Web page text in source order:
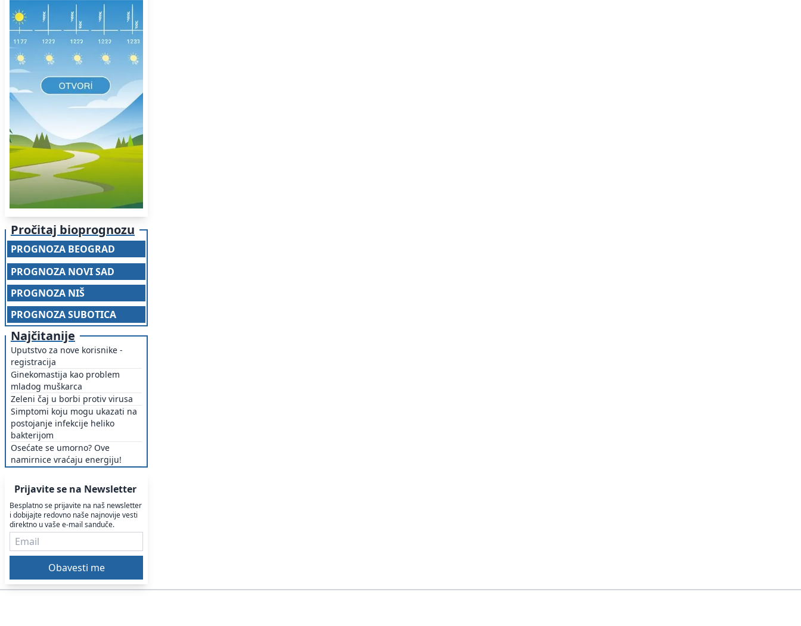
Pročitaj bioprognozu
PROGNOZA BEOGRAD
PROGNOZA NOVI SAD
PROGNOZA NIŠ
PROGNOZA SUBOTICA
Najčitanije
Uputstvo za nove korisnike -
registracija
Ginekomastija kao problem
mladog muškarca
Zeleni čaj u borbi protiv virusa
Simptomi koju mogu ukazati na
postojanje infekcije heliko
bakterijom
Osećate se umorno? Ove
namirnice vraćaju energiju!
Prijavite se na Newsletter
Besplatno se prijavite na naš newsletter
i dobijajte redovno naše najnovije vesti
direktno u vaše e-mail sanduče.